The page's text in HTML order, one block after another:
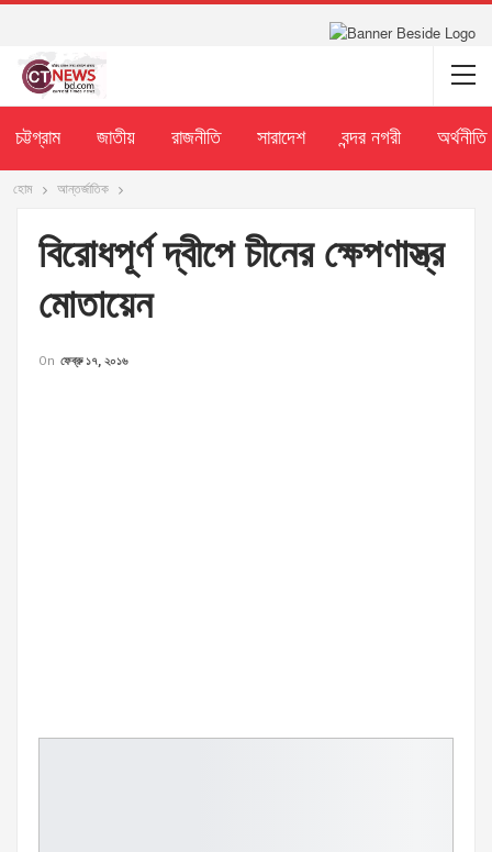
চট্টগ্রাম জাতীয় রাজনীতি সারাদেশ বন্দর নগরী অর্থনীতি
হোম আন্তর্জাতিক
বিরোধপূর্ণ দ্বীপে চীনের ক্ষেপণাস্ত্র
মোতায়েন
On ফেব্রু ১৭, ২০১৬